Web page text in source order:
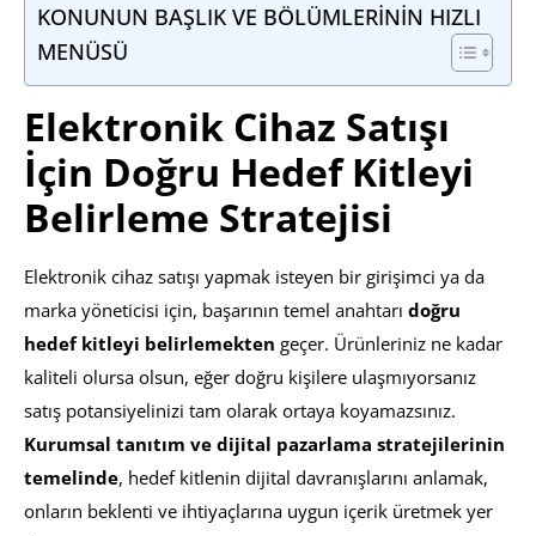
KONUNUN BAŞLIK VE BÖLÜMLERİNİN HIZLI
MENÜSÜ
Elektronik Cihaz Satışı
İçin Doğru Hedef Kitleyi
Belirleme Stratejisi
Elektronik cihaz satışı yapmak isteyen bir girişimci ya da
marka yöneticisi için, başarının temel anahtarı doğru
hedef kitleyi belirlemekten geçer. Ürünleriniz ne kadar
kaliteli olursa olsun, eğer doğru kişilere ulaşmıyorsanız
satış potansiyelinizi tam olarak ortaya koyamazsınız.
Kurumsal tanıtım ve dijital pazarlama stratejilerinin
temelinde, hedef kitlenin dijital davranışlarını anlamak,
onların beklenti ve ihtiyaçlarına uygun içerik üretmek yer